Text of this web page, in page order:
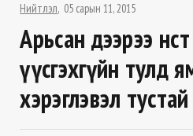
Нийтлэл 05 сарын 11, 2015
Арьсан дээрээ
үүсгэхгүйн тулд
хэрэглэвэл